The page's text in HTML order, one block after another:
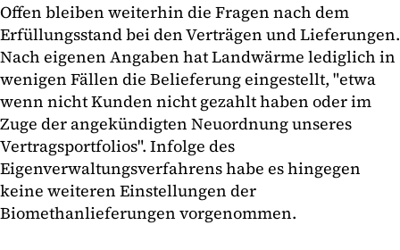
Offen bleiben weiterhin die Fragen nach dem
Erfüllungsstand bei den Verträgen und Lieferungen.
Nach eigenen Angaben hat Landwärme lediglich in
wenigen Fällen die Belieferung eingestellt, "etwa
wenn nicht Kunden nicht gezahlt haben oder im
Zuge der angekündigten Neuordnung unseres
Vertragsportfolios". Infolge des
Eigenverwaltungsverfahrens habe es hingegen
keine weiteren Einstellungen der
Biomethanlieferungen vorgenommen.